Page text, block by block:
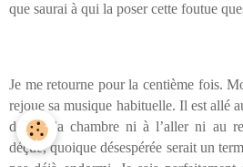
que saurai à qui la poser cette foutue
Je me retourne pour la centième fois.
rejoue sa musique habituelle. Il est allé
devant la chambre ni à l’aller ni au
déçue, quoique désespérée serait un